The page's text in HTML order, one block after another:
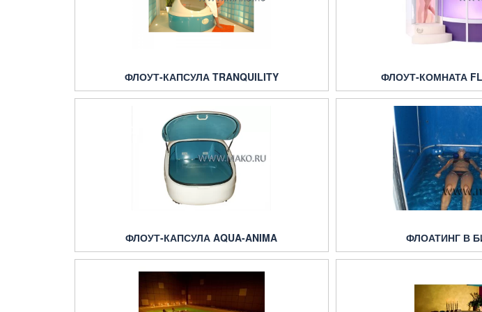
ФЛОУТ-КАПСУЛА TRANQUILITY ФЛОУТ-КОМНАТА
ФЛОУТ-КАПСУЛА AQUA-ANIMA ФЛОАТИНГ В